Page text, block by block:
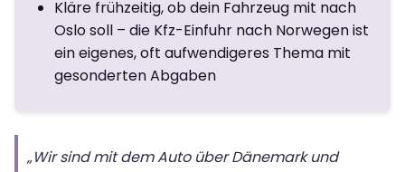
Kläre frühzeitig, ob dein Fahrzeug mit nach
Oslo soll – die Kfz-Einfuhr nach Norwegen ist
ein eigenes, oft aufwendigeres Thema mit
gesonderten Abgaben
„Wir sind mit dem Auto über Dänemark und